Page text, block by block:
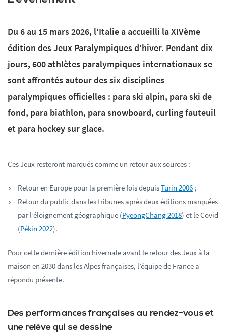
Du 6 au 15 mars 2026, l'Italie a accueilli la XIVème
édition des Jeux Paralympiques d'hiver. Pendant dix
jours, 600 athlètes paralympiques internationaux se
sont affrontés autour des six disciplines
paralympiques officielles : para ski alpin, para ski de
fond, para biathlon, para snowboard, curling fauteuil
et para hockey sur glace.
Ces Jeux resteront marqués comme un retour aux sources :
Retour en Europe pour la première fois depuisTurin 2006 ;
Retour du public dans les tribunes après deux éditions marquées
par l’éloignement géographique (PyeongChang 2018) et le Covid
(Pékin 2022).
Pour cette dernière édition hivernale avant le retour des Jeux à la
maison en 2030 dans les Alpes françaises, l’équipe de France a
répondu présente.
Des performances françaises au rendez-vous et
une relève qui se dessine